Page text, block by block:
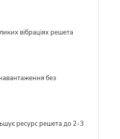
вібраціях решета
без
ресурс решета до 2-3